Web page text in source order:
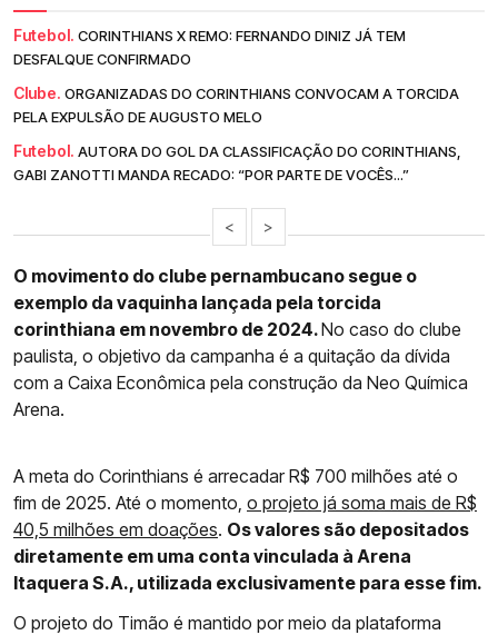
Futebol. CORINTHIANS X REMO: FERNANDO DINIZ JÁ TEM
DESFALQUE CONFIRMADO
Clube. ORGANIZADAS DO CORINTHIANS CONVOCAM A TORCIDA
PELA EXPULSÃO DE AUGUSTO MELO
Futebol. AUTORA DO GOL DA CLASSIFICAÇÃO DO CORINTHIANS,
GABI ZANOTTI MANDA RECADO: “POR PARTE DE VOCÊS...”
< >
O movimento do clube pernambucano segue o
exemplo da vaquinha lançada pela torcida
corinthiana em novembro de 2024.No caso do clube
paulista, o objetivo da campanha é a quitação da dívida
com a Caixa Econômica pela construção da Neo Química
Arena.
A meta do Corinthians é arrecadar R$ 700 milhões até o
fim de 2025. Até o momento, o projeto já soma mais de R$
40,5 milhões em doações. Os valores são depositados
diretamente em uma conta vinculada à Arena
Itaquera S.A., utilizada exclusivamente para esse fim.
O projeto do Timão é mantido por meio da plataforma